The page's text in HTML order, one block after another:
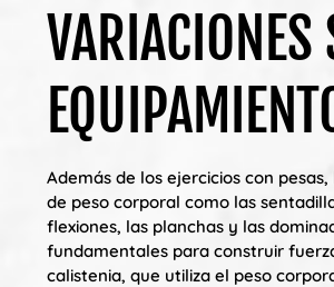
VARIACIONES
Además de los ejercicios con
de peso corporal como las
flexiones, las planchas y las
fundamentales para construir
calistenia, que utiliza el peso